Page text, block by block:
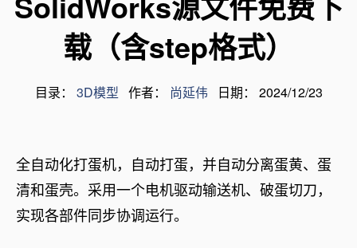
载（含step格式）
目录： 3D模型 作者： 尚延伟 日期： 2024/12/23
全自动化打蛋机，自动打蛋，并自动分离蛋黄、蛋
清和蛋壳。采用一个电机驱动输送机、破蛋切刀，
实现各部件同步协调运行。